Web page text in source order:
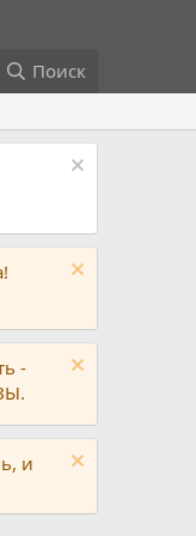
Поиск
-
и